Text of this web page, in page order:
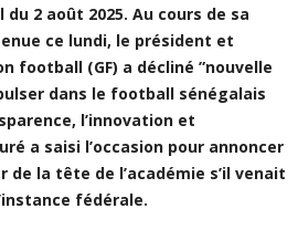
2 août 2025. Au cours de sa
ce lundi, le président et
football (GF) a décliné ”nouvelle
dans le football sénégalais
l’innovation et
a saisi l’occasion pour annoncer
de la tête de l’académie s’il venait
fédérale.